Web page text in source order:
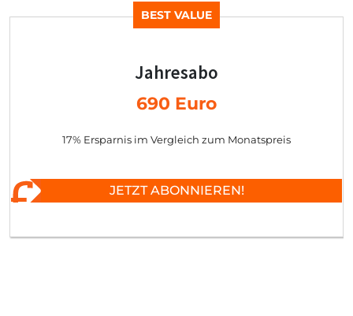
BEST VALUE
Jahresabo
690 Euro
17% Ersparnis im Vergleich zum Monatspreis
JETZT ABONNIEREN!